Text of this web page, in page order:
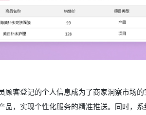
顾客登记的个人信息成为了商家洞察市场
品，实现个性化服务的精准推送。同时，